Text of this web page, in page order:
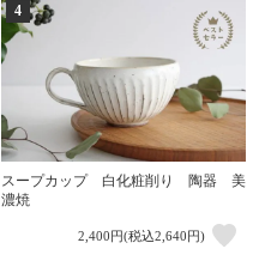
4
スープカップ 白化粧削り 陶器 美
濃焼
2,400円(税込2,640円)